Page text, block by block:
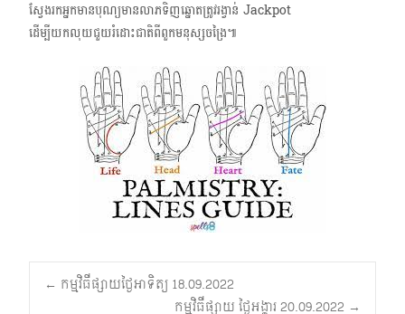
ស្វែងរកអ្នកមានបុណ្យមានលាភទិញឆ្នោតត្រូវរង្វាន់ Jackpot
ដើម្បីយកលុយជួយរំដោះជាតិពីពួកមនុស្សចង្រៃ៕
← កម្មវិធីផ្សាយថ្ងៃអាទិត្យ 18.09.2022
កម្មវិធីផ្សាយ ថ្ងៃអង្គារ 20.09.2022 →